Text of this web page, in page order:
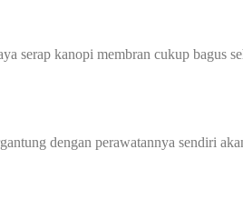
serap kanopi membran cukup
dengan perawatannya sendiri